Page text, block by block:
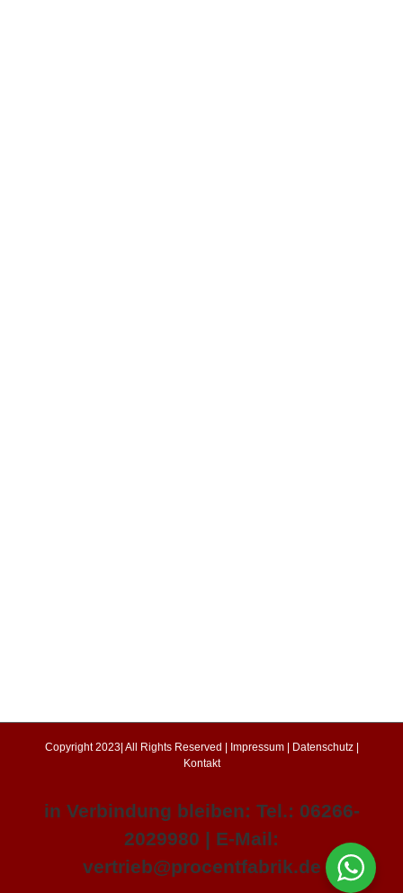
Copyright 2023| All Rights Reserved | Impressum| Datenschutz|
Kontakt
in Verbindung bleiben: Tel.: 06266-
2029980 | E-Mail:
vertrieb@procentfabrik.de